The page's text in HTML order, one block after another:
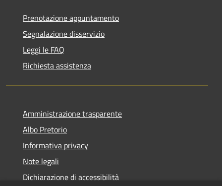
Prenotazione appuntamento
Segnalazione disservizio
Leggi le FAQ
Richiesta assistenza
Amministrazione trasparente
Albo Pretorio
Informativa privacy
Note legali
Dichiarazione di accessibilità